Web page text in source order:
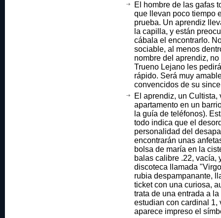
El hombre de las gafas
que llevan poco tiempo
prueba. Un aprendiz
la capilla, y están
cábala el encontrarlo.
sociable, al menos
nombre del aprendiz,
Trueno Lejano les
rápido. Será muy
convencidos de su
El aprendiz, un Cultista,
apartamento en un
la guía de teléfonos).
todo indica que el
personalidad del
encontrarán unas
bolsa de maría en la
balas calibre .22, vacía,
discoteca llamada
rubia despampanante,
ticket con una curiosa,
trata de una entrada a
estudian con cardinal 1,
aparece impreso el